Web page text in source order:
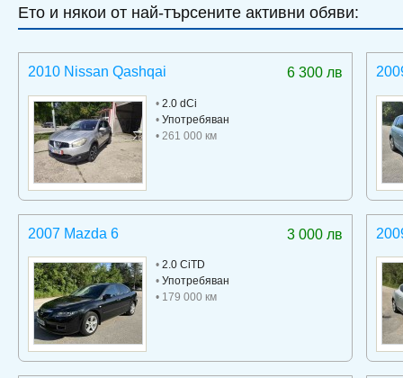
Ето и някои от най-търсените активни обяви:
6 300 лв
2010 Nissan Qashqai
• 2.0 dCi
• Употребяван
• 261 000 км
3 000 лв
2007 Mazda 6
• 2.0 CiTD
• Употребяван
• 179 000 км